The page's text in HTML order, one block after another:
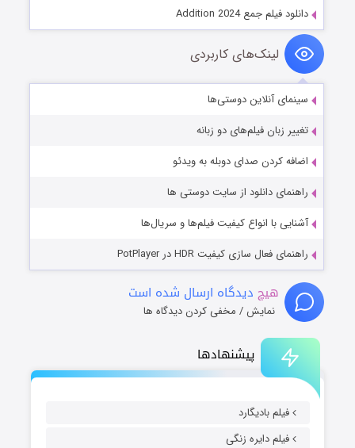
پیشنهادها
فیلم بادیگارد
فیلم دایره زنگی
دانلود فیلم جمع Addition 2024
لینک‌های کاربردی
سینمای آنلاین دوستی‌ها
تغییر زبان فیلم‌های دو زبانه
اضافه کردن صدای دوبله به ویدئو
راهنمای دانلود از سایت دوستی ها
آشنایی با انواع کیفیت فیلم‌ها و سریال‌ها
راهنمای فعال سازی کیفیت HDR در PotPlayer
هیچ دیدگاه ارسال شده است
نمایش / مخفی کردن دیدگاه ها